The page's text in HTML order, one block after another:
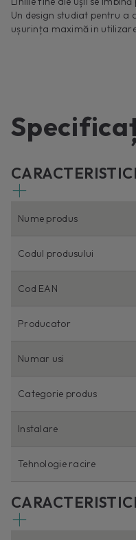
Un design studiat pentru a
ușurința maximă in
CARACTERISTICI
Nume produs
Codul produsului
Cod EAN
Producator
Numar usi
Categorie produs
Instalare
Tehnologie racire